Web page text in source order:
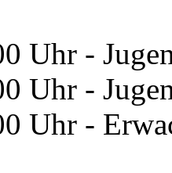
Uhr -
Uhr -
Uhr -